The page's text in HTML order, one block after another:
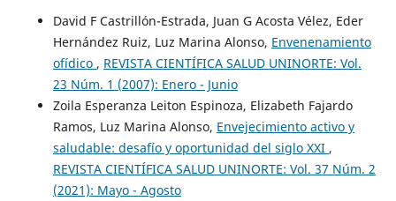
David F Castrillón-Estrada, Juan G Acosta Vélez, Eder
Hernández Ruiz, Luz Marina Alonso, Envenenamiento
ofídico , REVISTA CIENTÍFICA SALUD UNINORTE: Vol.
23 Núm. 1 (2007): Enero - Junio
Zoila Esperanza Leiton Espinoza, Elizabeth Fajardo
Ramos, Luz Marina Alonso, Envejecimiento activo y
saludable: desafío y oportunidad del siglo XXI ,
REVISTA CIENTÍFICA SALUD UNINORTE: Vol. 37 Núm. 2
(2021): Mayo - Agosto